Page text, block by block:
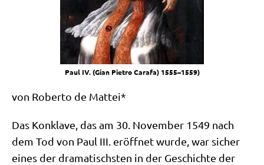
Paul IV. (Gian Pie­tro Cara­fa) 1555–1559)
von Rober­to de Mattei*
Das Kon­kla­ve, das am 30. Novem­ber 1549 nach
dem Tod von Paul III. eröff­net wur­de, war sicher
eines der dra­ma­tisch­sten in der Geschich­te der